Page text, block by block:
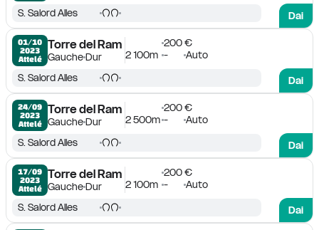
Dai
S. Salord Alles
01/10
2023
Attelé
Torre del Ram
GaucheDur
200 €
2 100m -
Auto
Dai
S. Salord Alles
24/09
2023
Attelé
Torre del Ram
GaucheDur
200 €
2 500m -
Auto
Dai
S. Salord Alles
17/09
2023
Attelé
Torre del Ram
GaucheDur
200 €
2 100m -
Auto
Dai
S. Salord Alles